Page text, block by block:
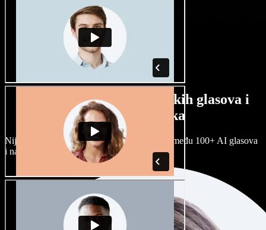
Veliki izbor muških i ženskih glasova i
raznih naglasaka
Nijedan projekt ne mora zvučati isto. Birajte među 100+ AI glasova
i naglasaka i prilagodite ih sebi.